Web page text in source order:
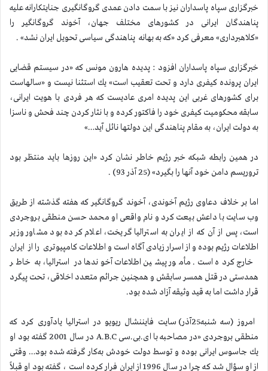
خبرگزاری سپاه پاسداران نیز با سمت دادن عمدی گروگانگیری جنایتكارانه علیه
پناهندگان ایرانی در كشورهای مختلف جهان، آخوند گروگانگیر را
«كلاهبرداری» معرفی كرد «كه به بهانه پناهندگی سیاسی تحویل ایران نشد» .
خبرگزاری سپاه پاسداران افزود : پدیده هارون مونس كه «در سیستم قضایی
ایران پرونده كیفری دارد و تحت تعقیب است» یك استثنا نیست و «سالهاست
برای كشورهای غربی این پدیده ‌امری عادیست كه هر فردی با هویت ایرانی،
سابقه محكومیت كیفری خود را فاكتور كرده و با نثار كردن چند فحش و ناسزا
به دولت ایران، به مقام پناهندگی این دولتها نائل آید…»
در همین رابطه شبكه خبر رژیم خاطر نشان كرد «این روزها باید منتظر بود
تروریسم دامن خود آنها را بگیرد» (25 آذر 93) .
اما بر خلاف دعاوی رژیم آخوندی، آخوند گروگانگیر كه هفته گذشته از طریق
وب سایت با داعش بیعت كرد و نام واقعی او محمد حسن منطقی بروجردی
است، پس از آن كه از ایران به استرالیا گریخت، اعلام كرده بود مشاور وزیر
اطلاعات رژیم بوده و از اسرار زیادی آگاه است و اطلاعات كامپیوتری را از ایران
خارج كرده است. مأمور پیشین اطلاعات آخوندها در استرالیا، به خاطر
همدستی در قتل همسر سابقش و همچنین جرائم متعدد اخلاقی، تحت پیگرد
قرار داشت اما به قید وثیقه آزاد شده بود.
امروز (سه شنبه25آذر) سایت فایننشال ریویو در استرالیا یادآوری كرد كه
منطقی بروجردی «در مصاحبه با ای.بی.سی A.B.C در سال 2001 گفته بود او
یك جاسوس ایرانی بوده و توسط دولت خودش به‌كار گرفته شده بود… وقتی
از او سؤال شد كه چرا در سال 1996 از ایران فرار كرده است ، گفته بود او قبلاً